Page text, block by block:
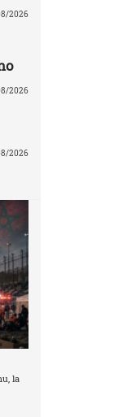
2026
2026
2026
la